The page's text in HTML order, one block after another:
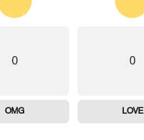
0
LOVE
0
OMG